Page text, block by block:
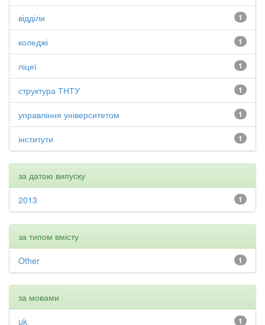
1
відділи
1
коледжі
1
ліцеї
1
структура ТНТУ
1
управління університетом
1
інститути
за датою випуску
1
2013
за типом вмісту
1
Other
за мовами
1
uk